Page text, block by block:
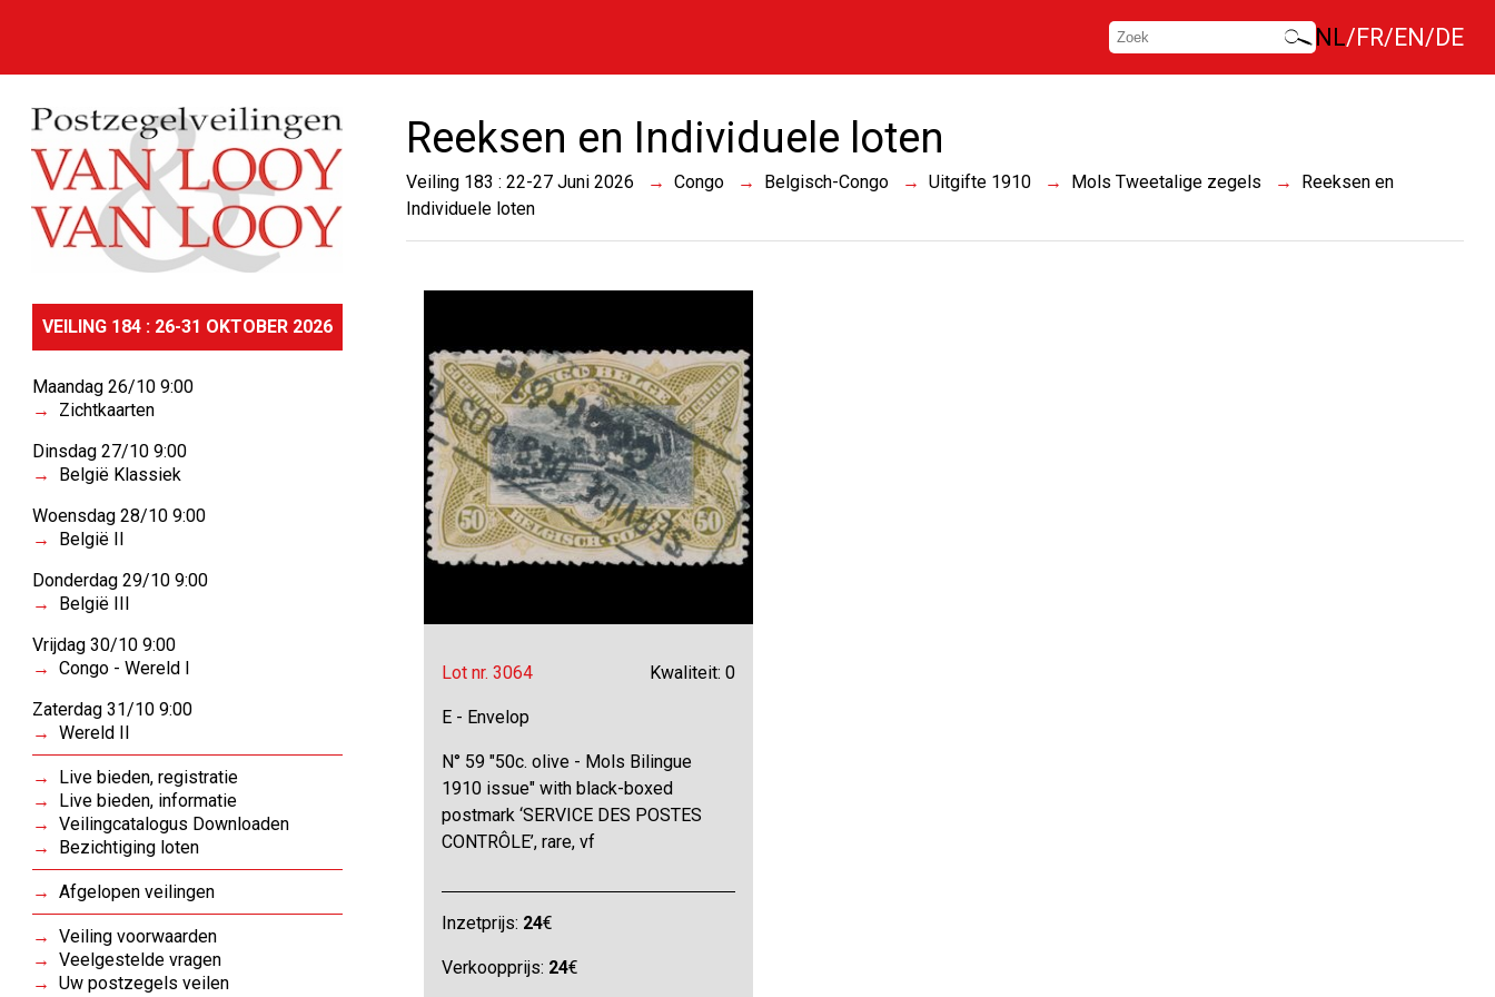
NL FR EN DE
VEILING 184 : 26-31 OKTOBER 2026
Maandag 26/10 9:00
Zichtkaarten
Dinsdag 27/10 9:00
België Klassiek
Woensdag 28/10 9:00
België II
Donderdag 29/10 9:00
België III
Vrijdag 30/10 9:00
Congo - Wereld I
Zaterdag 31/10 9:00
Wereld II
Live bieden, registratie
Live bieden, informatie
Veilingcatalogus Downloaden
Bezichtiging loten
Afgelopen veilingen
Veiling voorwaarden
Veelgestelde vragen
Uw postzegels veilen
Reeksen en Individuele loten
Veiling 183 : 22-27 Juni 2026 Congo Belgisch-Congo Uitgifte 1910 Mols Tweetalige zegels
Reeksen en
Individuele loten
Lot nr. 3064 Kwaliteit: 0
E - Envelop
N° 59 "50c. olive - Mols Bilingue
1910 issue" with black-boxed
postmark ‘SERVICE DES POSTES
CONTRÔLE’, rare, vf
Inzetprijs: 24€
Verkoopprijs: 24€